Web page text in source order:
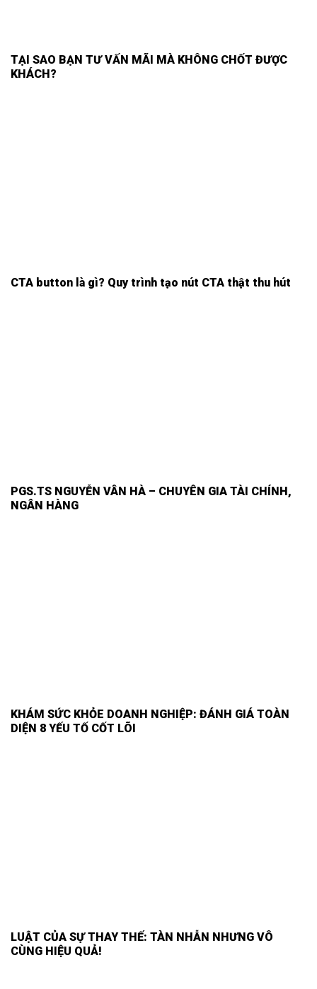
TẠI SAO BẠN TƯ VẤN MÃI MÀ KHÔNG CHỐT ĐƯỢC
KHÁCH?
CTA button là gì? Quy trình tạo nút CTA thật thu hút
PGS.TS NGUYỄN VÂN HÀ – CHUYÊN GIA TÀI CHÍNH,
NGÂN HÀNG
KHÁM SỨC KHỎE DOANH NGHIỆP: ĐÁNH GIÁ TOÀN
DIỆN 8 YẾU TỐ CỐT LÕI
LUẬT CỦA SỰ THAY THẾ: TÀN NHẪN NHƯNG VÔ
CÙNG HIỆU QUẢ!